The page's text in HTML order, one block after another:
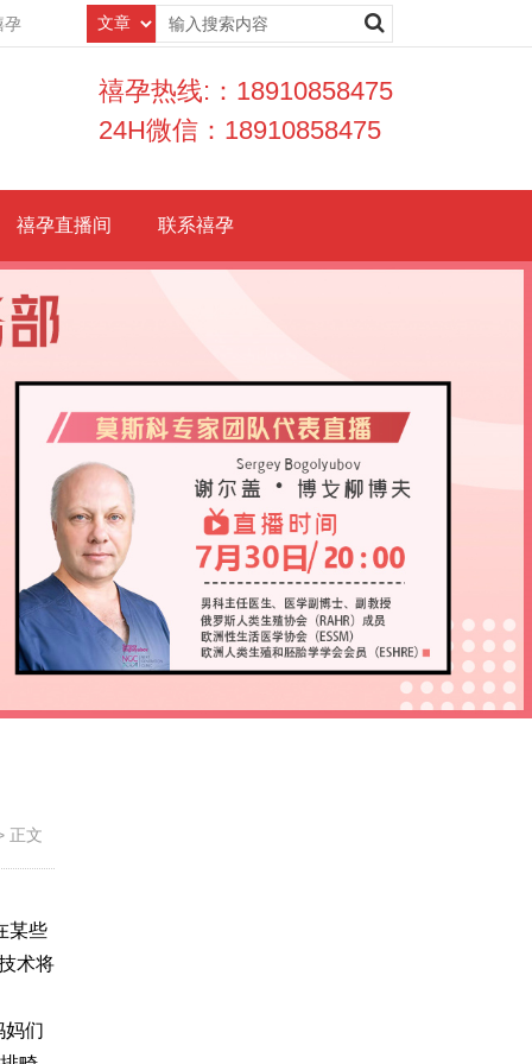
孕
禧孕热线:：18910858475
24H微信：18910858475
禧孕直播间 联系禧孕
正文
某些
术将
妈们